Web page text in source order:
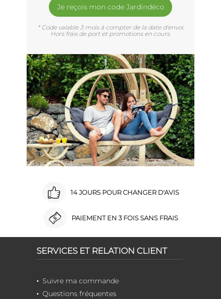
Je reçois mon code Jardindéco
* Code valable 3 mois à compter de la date d'envoi.
Hors frais de port et promotions en cours.
14 JOURS POUR CHANGER D'AVIS
PAIEMENT EN 3 FOIS SANS FRAIS
SERVICES ET RELATION CLIENT
Suivre ma commande
Questions fréquentes